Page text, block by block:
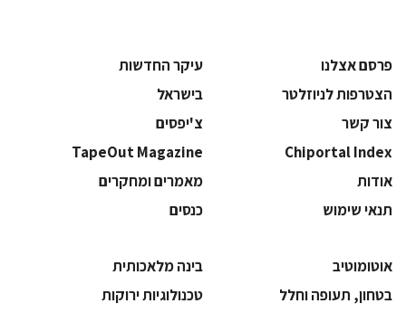
פרסם אצלנו
עיקר החדשות
הצטרפות לניוזלטר
בישראל
צור קשר
צ'יפסים
Chiportal Index
TapeOut Magazine
אודות
מאמרים ומחקרים
תנאי שימוש
כנסים
אוטומוטיב
בינה מלאכותית
בטחון, תעופה וחלל
‫טכנולוגיות ירוקות‬